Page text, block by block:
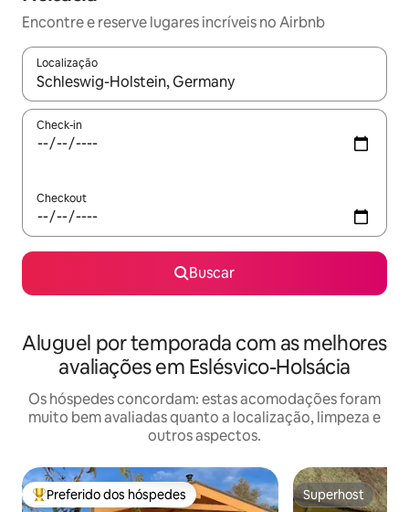
Encontre e reserve lugares incríveis no Airbnb
Localização
Quando os resultados estiverem disponíveis, explore-os
Check-in
Checkout
Buscar
Aluguel por temporada com as melhores
avaliações em Eslésvico-Holsácia
Os hóspedes concordam: estas acomodações foram
muito bem avaliadas quanto a localização, limpeza e
outros aspectos.
Entre os melhores preferidos dos hóspedes
Preferido dos hóspedes Superhost
Superhost